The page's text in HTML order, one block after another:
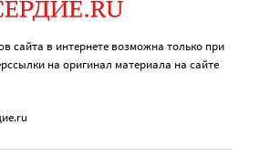
сайта в интернете возможна только при
на оригинал материала на сайте